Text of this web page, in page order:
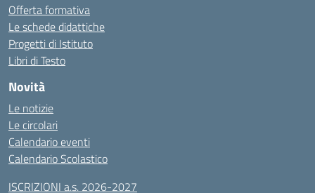
Offerta formativa
Le schede didattiche
Progetti di Istituto
Libri di Testo
Novità
Le notizie
Le circolari
Calendario eventi
Calendario Scolastico
ISCRIZIONI a.s. 2026-2027